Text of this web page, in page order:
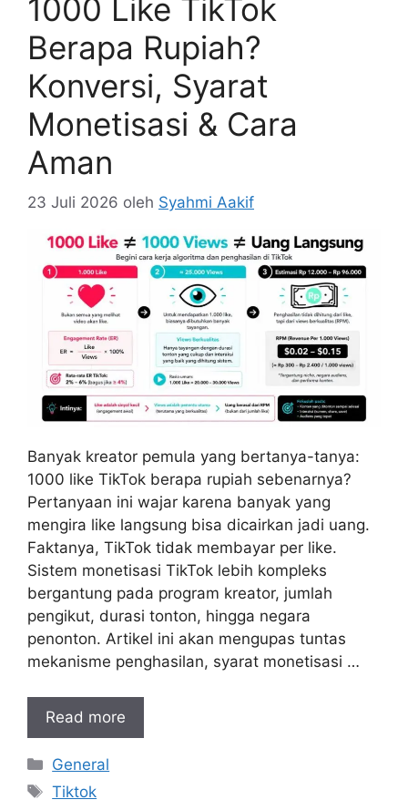
1000 Like TikTok
Berapa Rupiah?
Konversi, Syarat
Monetisasi & Cara
Aman
23 Juli 2026 oleh Syahmi Aakif
Banyak kreator pemula yang bertanya-tanya:
1000 like TikTok berapa rupiah sebenarnya?
Pertanyaan ini wajar karena banyak yang
mengira like langsung bisa dicairkan jadi uang.
Faktanya, TikTok tidak membayar per like.
Sistem monetisasi TikTok lebih kompleks
bergantung pada program kreator, jumlah
pengikut, durasi tonton, hingga negara
penonton. Artikel ini akan mengupas tuntas
mekanisme penghasilan, syarat monetisasi …
Read more
Kategori
General
Tag
Tiktok